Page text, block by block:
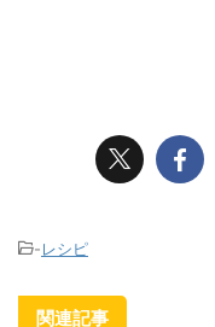
-レシピ
関連記事